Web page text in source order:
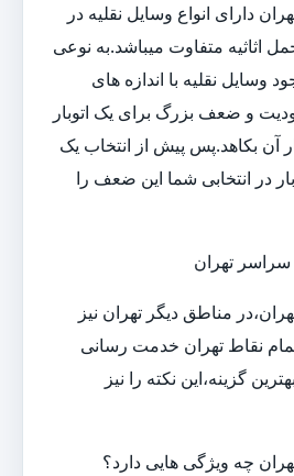
دارای انواع وسایل نقلیه در
اندازه های مختلف برای حمل اثاثیه متفاوت می‎باشد.به نوعی
نقلیه با اندازه های
و ضعف بزرگ برای یک اتوبار
آن بکاهد.پس پیش از انتخاب یک
در انتخابی شما این ضعف را
سراسر تهران
مناطق دیگر تهران نیز
نقاط تهران خدمت رسانی
گزینه،این نکته را نیز
چه ویژگی هایی دارد؟